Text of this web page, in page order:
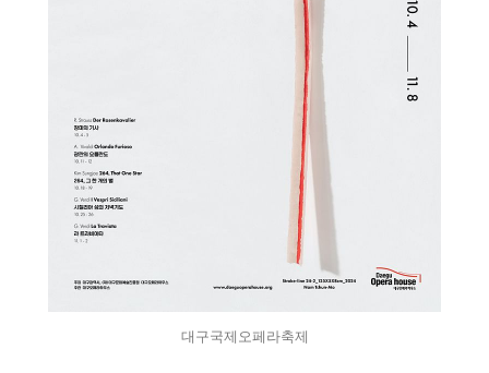
대구국제오페라축제